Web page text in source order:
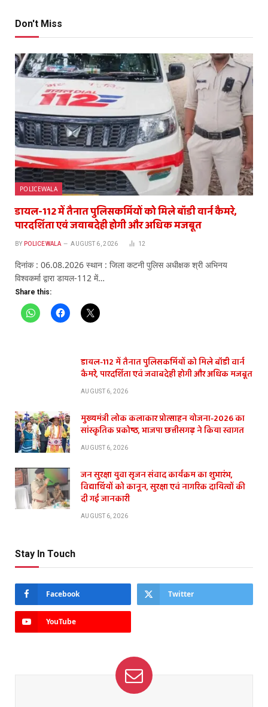
Don't Miss
POLICEWALA
डायल-112 में तैनात पुलिसकर्मियों को मिले बॉडी वार्न कैमरे,
पारदर्शिता एवं जवाबदेही होगी और अधिक मजबूत
BY POLICEWALA AUGUST 6, 2026 12
दिनांक : 06.08.2026 स्थान : जिला कटनी पुलिस अधीक्षक श्री अभिनय
विश्वकर्मा द्वारा डायल-112 में…
Share this:
डायल-112 में तैनात पुलिसकर्मियों को मिले बॉडी वार्न
कैमरे, पारदर्शिता एवं जवाबदेही होगी और अधिक मजबूत
AUGUST 6, 2026
मुख्यमंत्री लोक कलाकार प्रोत्साहन योजना-2026 का
सांस्कृतिक प्रकोष्ठ, भाजपा छत्तीसगढ़ ने किया स्वागत
AUGUST 6, 2026
जन सुरक्षा युवा सृजन संवाद कार्यक्रम का शुभारंभ,
विद्यार्थियों को कानून, सुरक्षा एवं नागरिक दायित्वों की
दी गई जानकारी
AUGUST 6, 2026
Stay In Touch
Facebook Twitter
YouTube